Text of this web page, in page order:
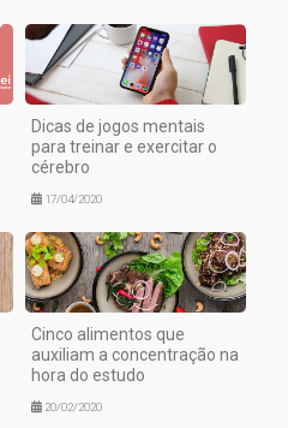
Dicas de jogos mentais
para treinar e exercitar o
cérebro
17/04/2020
Cinco alimentos que
auxiliam a concentração na
hora do estudo
20/02/2020